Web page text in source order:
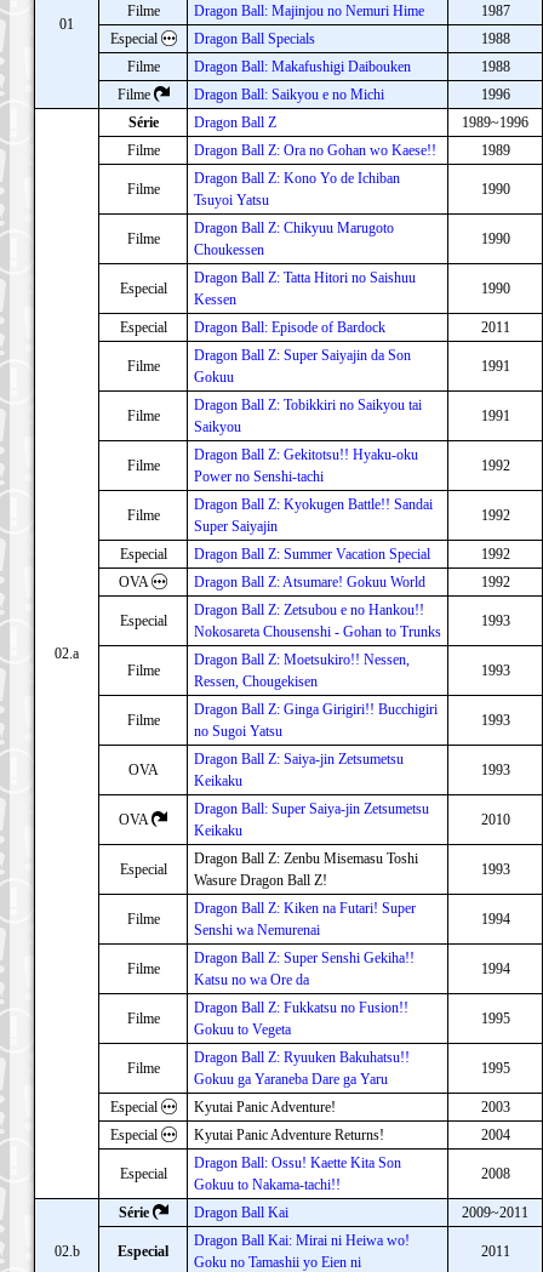
01
Filme
Dragon Ball: Majinjou no Nemuri Hime
1987
Especial
Dragon Ball Specials
1988
Filme
Dragon Ball: Makafushigi Daibouken
1988
Filme
Dragon Ball: Saikyou e no Michi 1996
02.a
Série Dragon Ball Z
1989~1996
Filme
Dragon Ball Z: Ora no Gohan wo Kaese!! 1989
Filme
Dragon Ball Z: Kono Yo de Ichiban
Tsuyoi Yatsu
1990
Filme
Dragon Ball Z: Chikyuu Marugoto
Choukessen
1990
Especial
Dragon Ball Z: Tatta Hitori no Saishuu
Kessen
1990
Especial Dragon Ball: Episode of Bardock 2011
Filme
Dragon Ball Z: Super Saiyajin da Son
Gokuu
1991
Filme
Dragon Ball Z: Tobikkiri no Saikyou tai
Saikyou
1991
Filme
Dragon Ball Z: Gekitotsu!! Hyaku-oku
Power no Senshi-tachi
1992
Filme
Dragon Ball Z: Kyokugen Battle!! Sandai
Super Saiyajin
1992
Especial Dragon Ball Z: Summer Vacation Special
1992
OVA
Dragon Ball Z: Atsumare! Gokuu World 1992
Especial
Dragon Ball Z: Zetsubou e no Hankou!!
Nokosareta Chousenshi - Gohan to Trunks
1993
Filme
Dragon Ball Z: Moetsukiro!! Nessen,
Ressen, Chougekisen
1993
Filme
Dragon Ball Z: Ginga Girigiri!! Bucchigiri
no Sugoi Yatsu
1993
OVA
Dragon Ball Z: Saiya-jin Zetsumetsu
Keikaku
1993
OVA
Dragon Ball: Super Saiya-jin Zetsumetsu
Keikaku
2010
Especial
Dragon Ball Z: Zenbu Misemasu Toshi
Wasure Dragon Ball Z!
1993
Filme
Dragon Ball Z: Kiken na Futari! Super
Senshi wa Nemurenai
1994
Filme
Dragon Ball Z: Super Senshi Gekiha!!
Katsu no wa Ore da
1994
Filme
Dragon Ball Z: Fukkatsu no Fusion!!
Gokuu to Vegeta
1995
Filme
Dragon Ball Z: Ryuuken Bakuhatsu!!
Gokuu ga Yaraneba Dare ga Yaru
1995
Especial Kyutai Panic Adventure!
2003
Especial
Kyutai Panic Adventure Returns! 2004
Especial
Dragon Ball: Ossu! Kaette Kita Son
Gokuu to Nakama-tachi!!
2008
02.b
Série Dragon Ball Kai 2009~2011
Especial
Dragon Ball Kai: Mirai ni Heiwa wo!
Goku no Tamashii yo Eien ni
2011